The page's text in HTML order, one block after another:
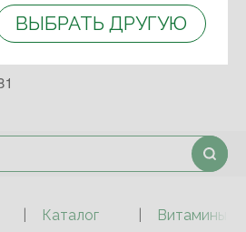
ВЫБРАТЬ ДРУГУЮ
Каталог Витамины и